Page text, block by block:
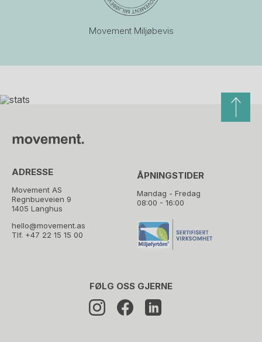
Movement Miljøbevis
ADRESSE
Movement AS
Regnbueveien 9
1405 Langhus
hello@movement.as
Tlf. +47 22 15 15 00
ÅPNINGSTIDER
Mandag - Fredag
08:00 - 16:00
FØLG OSS GJERNE